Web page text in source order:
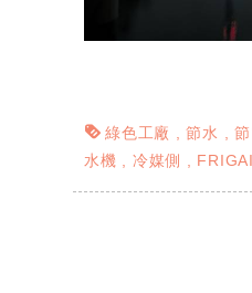
綠色工廠 節水
水機
冷媒側